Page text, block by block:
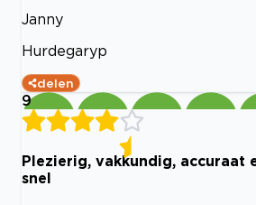
Janny
Hurdegaryp
delen
9
Plezierig, vakkundig, accuraat
snel